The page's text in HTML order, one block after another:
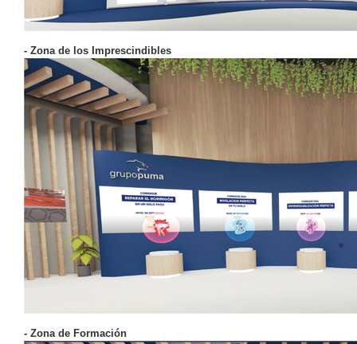
- Zona de los Imprescindibles
- Zona de Formación